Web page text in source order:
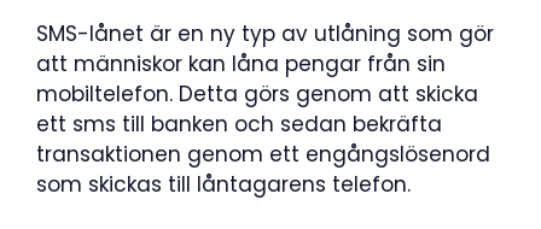
SMS-lånet är en ny typ av utlåning som gör
att människor kan låna pengar från sin
mobiltelefon. Detta görs genom att skicka
ett sms till banken och sedan bekräfta
transaktionen genom ett engångslösenord
som skickas till låntagarens telefon.